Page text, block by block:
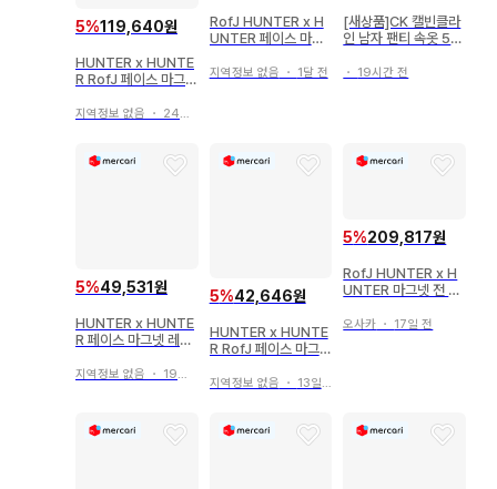
5%119,640원
HUNTER x HUNTE
R RofJ 페이스 마그넷
지역정보 없음 ・ 24일 전
RofJ HUNTER x H
UNTER 페이스 마그
지역정보 없음 ・ 1달 전
[새상품]CK 캘빈클라
인 남자 팬티 속옷 5종
・ 19시간 전
5%49,531원
HUNTER x HUNTE
R 페이스 마그넷 레오
지역정보 없음 ・ 19일 전
5%42,646원
HUNTER x HUNTE
R RofJ 페이스 마그넷
지역정보 없음 ・ 13일 전
5%209,817원
RofJ HUNTER x H
UNTER 마그넷 전 7
오사카 ・ 17일 전